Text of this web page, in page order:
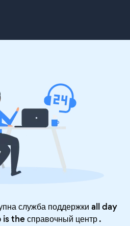
служба поддержки all day
is theсправочный центр.